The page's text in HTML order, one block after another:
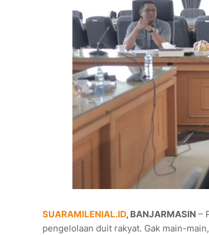
SUARAMILENIAL.ID, BANJARMASIN –
pengelolaan duit rakyat. Gak main-